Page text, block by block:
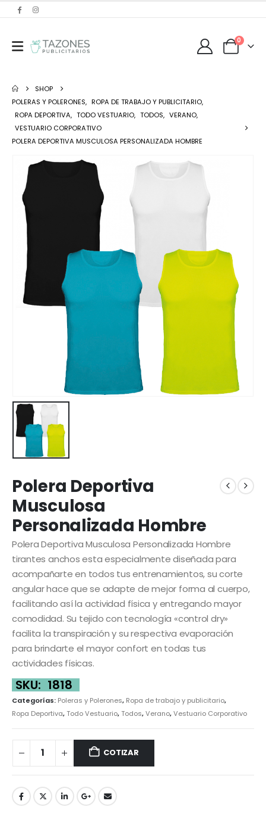
0
SHOP
POLERAS Y POLERONES, ROPA DE TRABAJO Y PUBLICITARIO,
ROPA DEPORTIVA, TODO VESTUARIO, TODOS, VERANO,
VESTUARIO CORPORATIVO
POLERA DEPORTIVA MUSCULOSA PERSONALIZADA HOMBRE
Polera Deportiva
Musculosa
Personalizada Hombre
Polera Deportiva Musculosa Personalizada Hombre
tirantes anchos esta especialmente diseñada para
acompañarte en todos tus entrenamientos, su corte
angular hace que se adapte de mejor forma al cuerpo,
facilitando así la actividad física y entregando mayor
comodidad. Su tejido con tecnología «control dry»
facilita la transpiración y su respectiva evaporación
para brindarte el mayor confort en todas tus
actividades físicas.
SKU: 1818
Categorías: Poleras y Polerones, Ropa de trabajo y publicitario,
Ropa Deportiva,Todo Vestuario,Todos,Verano,Vestuario Corporativo
COTIZAR